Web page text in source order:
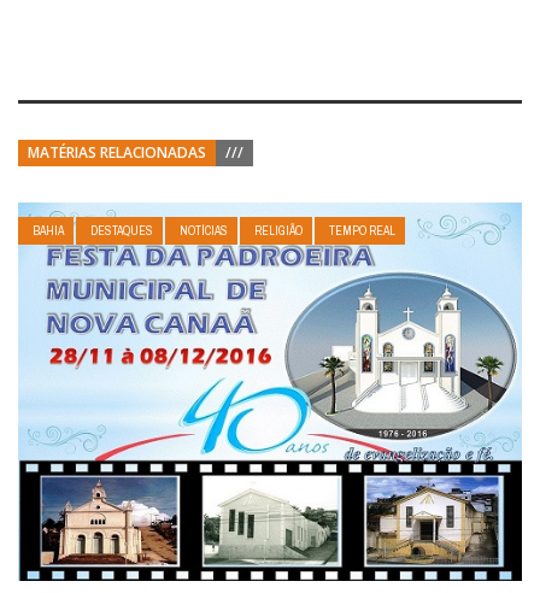
MATÉRIAS RELACIONADAS ///
BAHIA DESTAQUES NOTÍCIAS RELIGIÃO TEMPO REAL